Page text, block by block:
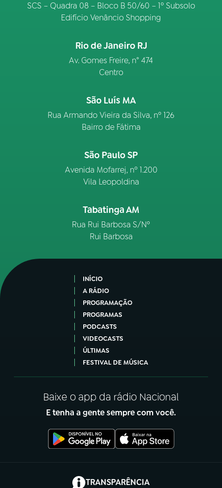
SCS – Quadra 08 – Bloco B 50/60 – 1º Subsolo
Edifício Venâncio Shopping
Rio de Janeiro RJ
Av. Gomes Freire, n° 474
Centro
São Luís MA
Rua Armando Vieira da Silva, nº 126
Bairro de Fátima
São Paulo SP
Avenida Mofarrej, nº 1.200
Vila Leopoldina
Tabatinga AM
Rua Rui Barbosa S/Nº
Rui Barbosa
INÍCIO
A RÁDIO
PROGRAMAÇÃO
PROGRAMAS
PODCASTS
VIDEOCASTS
ÚLTIMAS
FESTIVAL DE MÚSICA
Baixe o app da rádio Nacional
E tenha a gente sempre com você.
TRANSPARÊNCIA
(abre em nova aba)